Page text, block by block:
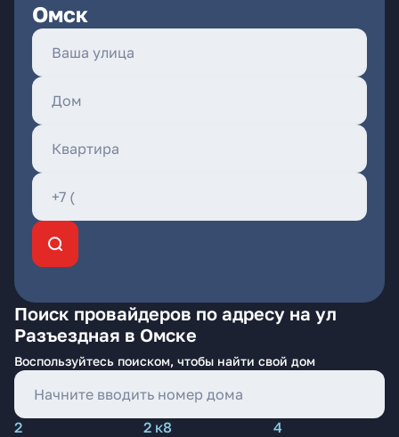
Омск
Поиск провайдеров по адресу на ул
Разъездная в Омске
Воспользуйтесь поиском, чтобы найти свой дом
2 2 к8
4